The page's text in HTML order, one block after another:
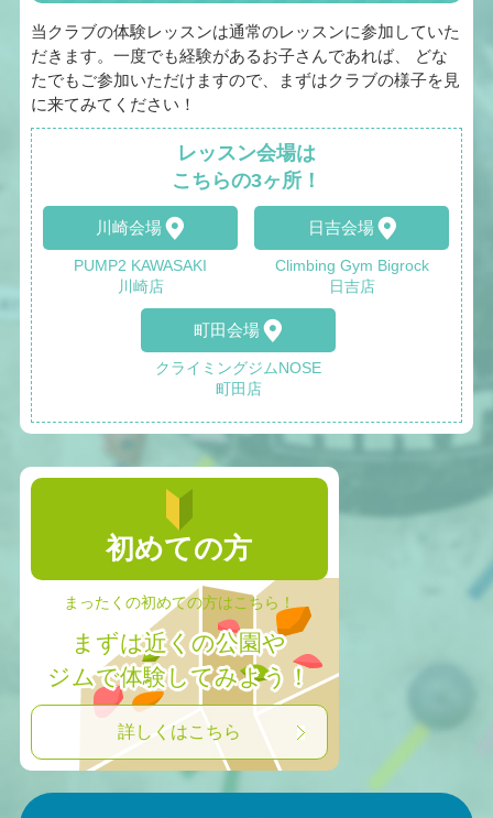
当クラブの体験レッスンは通常のレッスンに参加していた
だきます。一度でも経験があるお子さんであれば、 どな
たでもご参加いただけますので、まずはクラブの様子を見
に来てみてください！
レッスン会場は
こちらの3ヶ所！
川崎会場
PUMP2 KAWASAKI
川崎店
日吉会場
Climbing Gym Bigrock
日吉店
町田会場
クライミングジムNOSE
町田店
初めての方
まったくの初めての方はこちら！
まずは近くの公園や
ジムで体験してみよう！
詳しくはこちら